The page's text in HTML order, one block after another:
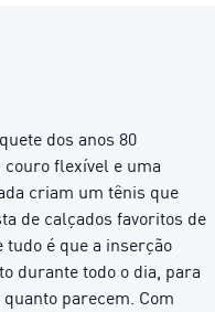
dos anos 80
flexível e uma
criam um tênis que
de calçados favoritos de
tudo é que a inserção
durante todo o dia, para
parecem. Com